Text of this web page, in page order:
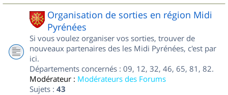
Organisation de sorties en région Midi
Pyrénées
Si vous voulez organiser vos sorties, trouver de
nouveaux partenaires des les Midi Pyrénées, c'est par
ici.
Départements concernés : 09, 12, 32, 46, 65, 81, 82.
Modérateur : Modérateurs des Forums
Sujets : 43